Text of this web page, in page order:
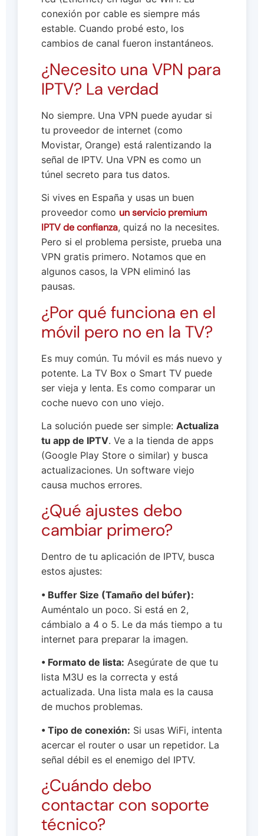
conexión por cable es siempre más
estable. Cuando probé esto, los
cambios de canal fueron instantáneos.
¿Necesito una VPN para
IPTV? La verdad
No siempre. Una VPN puede ayudar si
tu proveedor de internet (como
Movistar, Orange) está ralentizando la
señal de IPTV. Una VPN es como un
túnel secreto para tus datos.
Si vives en España y usas un buen
proveedor como un servicio premium
IPTV de confianza, quizá no la necesites.
Pero si el problema persiste, prueba una
VPN gratis primero. Notamos que en
algunos casos, la VPN eliminó las
pausas.
¿Por qué funciona en el
móvil pero no en la TV?
Es muy común. Tu móvil es más nuevo y
potente. La TV Box o Smart TV puede
ser vieja y lenta. Es como comparar un
coche nuevo con uno viejo.
La solución puede ser simple: Actualiza
tu app de IPTV. Ve a la tienda de apps
(Google Play Store o similar) y busca
actualizaciones. Un software viejo
causa muchos errores.
¿Qué ajustes debo
cambiar primero?
Dentro de tu aplicación de IPTV, busca
estos ajustes:
• Buffer Size (Tamaño del búfer):
Auméntalo un poco. Si está en 2,
cámbialo a 4 o 5. Le da más tiempo a tu
internet para preparar la imagen.
• Formato de lista: Asegúrate de que tu
lista M3U es la correcta y está
actualizada. Una lista mala es la causa
de muchos problemas.
• Tipo de conexión: Si usas WiFi, intenta
acercar el router o usar un repetidor. La
señal débil es el enemigo del IPTV.
¿Cuándo debo
contactar con soporte
técnico?